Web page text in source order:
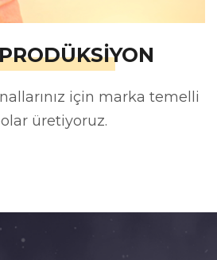
için marka temelli
üretiyoruz.